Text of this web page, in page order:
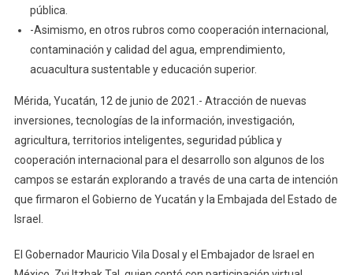
De
Israel
Firman
De
Intención
Para
Ampliar
Cooperación
Diversos
pública.
-Asimismo, en otros rubros como cooperación internacional,
contaminación y calidad del agua, emprendimiento,
acuacultura sustentable y educación superior.
Mérida, Yucatán, 12 de junio de 2021.- Atracción de nuevas
inversiones, tecnologías de la información, investigación,
agricultura, territorios inteligentes, seguridad pública y
cooperación internacional para el desarrollo son algunos de los
campos se estarán explorando a través de una carta de intención
que firmaron el Gobierno de Yucatán y la Embajada del Estado de
Israel.
El Gobernador Mauricio Vila Dosal y el Embajador de Israel en